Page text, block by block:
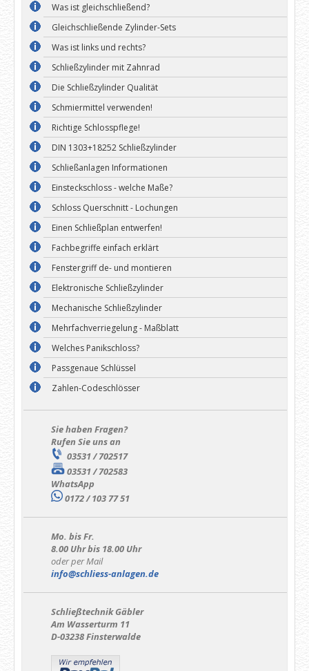
Was ist gleichschließend?
Gleichschließende Zylinder-Sets
Was ist links und rechts?
Schließzylinder mit Zahnrad
Die Schließzylinder Qualität
Schmiermittel verwenden!
Richtige Schlosspflege!
DIN 1303+18252 Schließzylinder
Schließanlagen Informationen
Einsteckschloss - welche Maße?
Schloss Querschnitt - Lochungen
Einen Schließplan entwerfen!
Fachbegriffe einfach erklärt
Fenstergriff de- und montieren
Elektronische Schließzylinder
Mechanische Schließzylinder
Mehrfachverriegelung - Maßblatt
Welches Panikschloss?
Passgenaue Schlüssel
Zahlen-Codeschlösser
Sie haben Fragen?
Rufen Sie uns an
03531 / 702517
03531 / 702583
WhatsApp
0172 / 103 77 51
Mo. bis Fr.
8.00 Uhr bis 18.00 Uhr
oder per Mail
info@schliess-anlagen.de
Schließtechnik Gäbler
Am Wasserturm 11
D-03238 Finsterwalde